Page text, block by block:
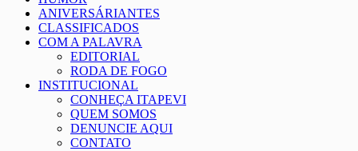
ANIVERSÁRIANTES
CLASSIFICADOS
COM A PALAVRA
EDITORIAL
RODA DE FOGO
INSTITUCIONAL
CONHEÇA ITAPEVI
QUEM SOMOS
DENUNCIE AQUI
CONTATO